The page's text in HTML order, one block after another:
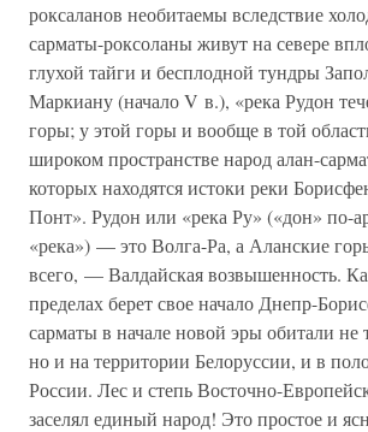
роксаланов необитаемы вследствие
сарматы-роксоланы живут на севере
глухой тайги и бесплодной тундры
Маркиану (начало V в.), «река Рудон
горы; у этой горы и вообще в той
широком пространстве народ алан-
которых находятся истоки реки
Понт». Рудон или «река Ру» («дон» по-
«река») — это Волга-Ра, а Аланские
всего, — Валдайская возвышенность.
пределах берет свое начало Днепр-
сарматы в начале новой эры обитали не
но и на территории Белоруссии, и в
России. Лес и степь Восточно-
заселял единый народ! Это простое и